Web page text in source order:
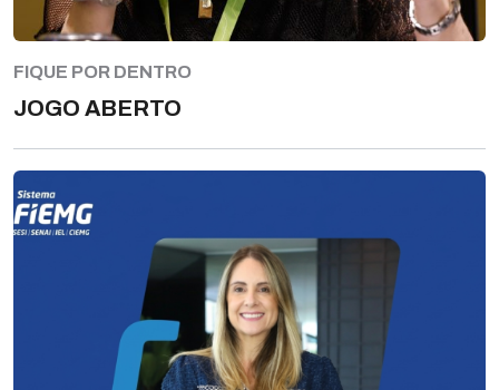
FIQUE POR DENTRO
JOGO ABERTO